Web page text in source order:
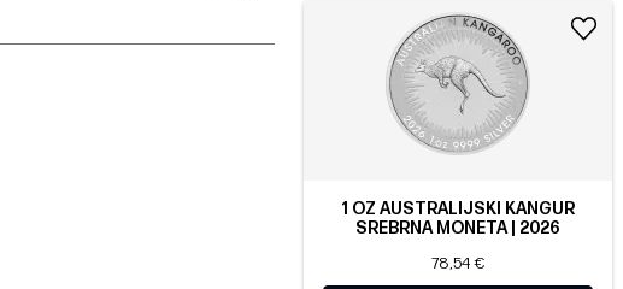
1 OZ AUSTRALIJSKI KANGUR
SREBRNA MONETA | 2026
78,54 €